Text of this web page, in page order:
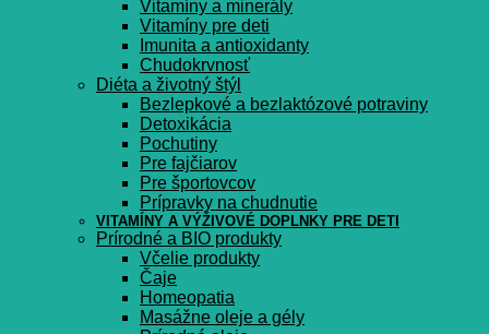
Vitamíny a minerály
Vitamíny pre deti
Imunita a antioxidanty
Chudokrvnosť
Diéta a životný štýl
Bezlepkové a bezlaktózové potraviny
Detoxikácia
Pochutiny
Pre fajčiarov
Pre športovcov
Prípravky na chudnutie
VITAMÍNY A VÝŽIVOVÉ DOPLNKY PRE DETI
Prírodné a BIO produkty
Včelie produkty
Čaje
Homeopatia
Masážne oleje a gély